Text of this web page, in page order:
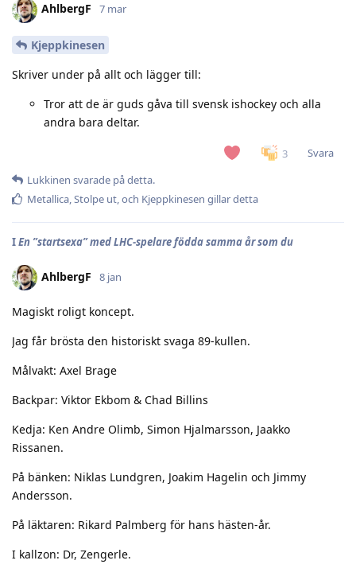
AhlbergF 7 mar
Kjeppkinesen
Skriver under på allt och lägger till:
Tror att de är guds gåva till svensk ishockey och alla
andra bara deltar.
3
Svara
Lukkinen svarade på detta.
Metallica,Stolpe ut, och Kjeppkinesen gillar detta
IEn ”startsexa” med LHC-spelare födda samma år som du
AhlbergF 8 jan
Magiskt roligt koncept.
Jag får brösta den historiskt svaga 89-kullen.
Målvakt: Axel Brage
Backpar: Viktor Ekbom & Chad Billins
Kedja: Ken Andre Olimb, Simon Hjalmarsson, Jaakko
Rissanen.
På bänken: Niklas Lundgren, Joakim Hagelin och Jimmy
Andersson.
På läktaren: Rikard Palmberg för hans hästen-år.
I kallzon: Dr, Zengerle.